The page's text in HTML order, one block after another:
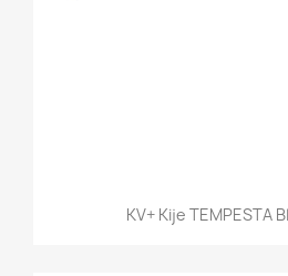
KV+ Kije TEMPESTA